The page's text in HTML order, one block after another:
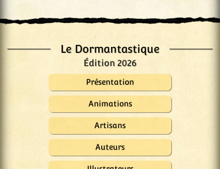
Le Dormantastique
Édition 2026
Présentation
Animations
Artisans
Auteurs